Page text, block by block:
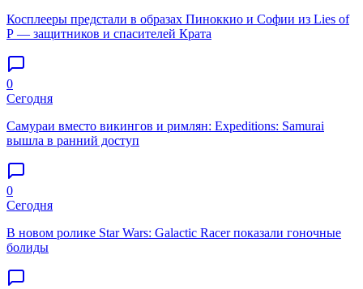
Косплееры предстали в образах Пиноккио и Софии из Lies of
P — защитников и спасителей Крата
0
Сегодня
Самураи вместо викингов и римлян: Expeditions: Samurai
вышла в ранний доступ
0
Сегодня
В новом ролике Star Wars: Galactic Racer показали гоночные
болиды